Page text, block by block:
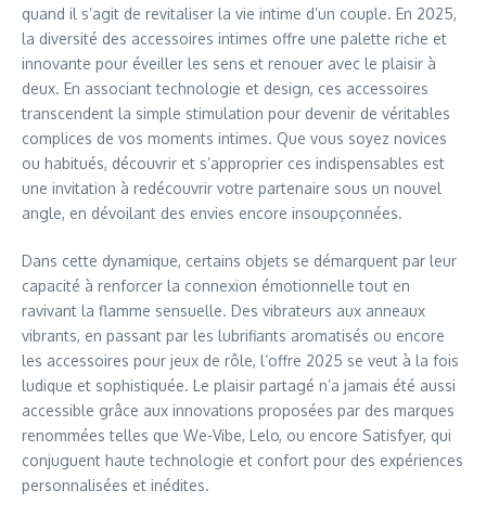
quand il s’agit de revitaliser la vie intime d’un couple. En 2025,
la diversité des accessoires intimes offre une palette riche et
innovante pour éveiller les sens et renouer avec le plaisir à
deux. En associant technologie et design, ces accessoires
transcendent la simple stimulation pour devenir de véritables
complices de vos moments intimes. Que vous soyez novices
ou habitués, découvrir et s’approprier ces indispensables est
une invitation à redécouvrir votre partenaire sous un nouvel
angle, en dévoilant des envies encore insoupçonnées.
Dans cette dynamique, certains objets se démarquent par leur
capacité à renforcer la connexion émotionnelle tout en
ravivant la flamme sensuelle. Des vibrateurs aux anneaux
vibrants, en passant par les lubrifiants aromatisés ou encore
les accessoires pour jeux de rôle, l’offre 2025 se veut à la fois
ludique et sophistiquée. Le plaisir partagé n’a jamais été aussi
accessible grâce aux innovations proposées par des marques
renommées telles que We-Vibe, Lelo, ou encore Satisfyer, qui
conjuguent haute technologie et confort pour des expériences
personnalisées et inédites.